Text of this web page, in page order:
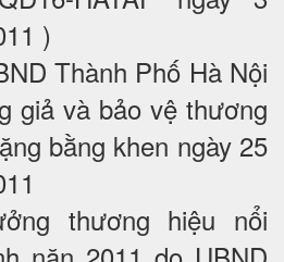
)
Thành Phố Hà Nội
giả và bảo vệ thương
bằng khen ngày 25
thương hiệu nổi